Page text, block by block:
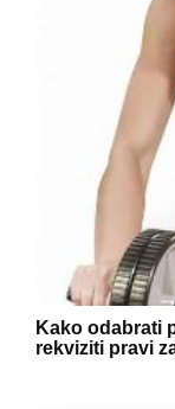
Kako odabrati
rekviziti pravi